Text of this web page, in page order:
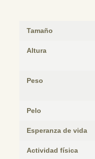
Tamaño
Altura
Peso
Pelo
Esperanza de vida
Actividad física